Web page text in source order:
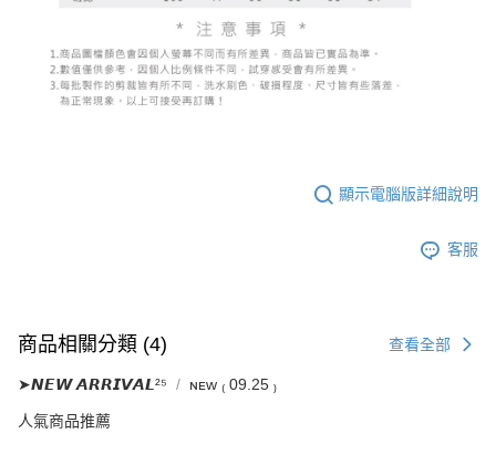
顯示電腦版詳細說明
客服
商品相關分類 (4) 查看全部
➤𝙉𝙀𝙒 𝘼𝙍𝙍𝙄𝙑𝘼𝙇²⁵ ɴᴇᴡ ₍ 09.25 ₎
人氣商品推薦